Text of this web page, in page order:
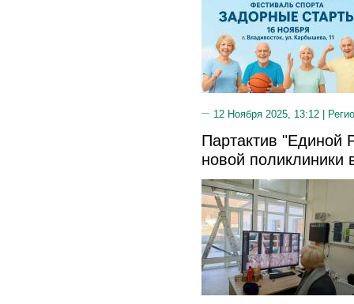
12 Ноября 2025, 13:12 |
Партактив "Единой
новой поликлиники